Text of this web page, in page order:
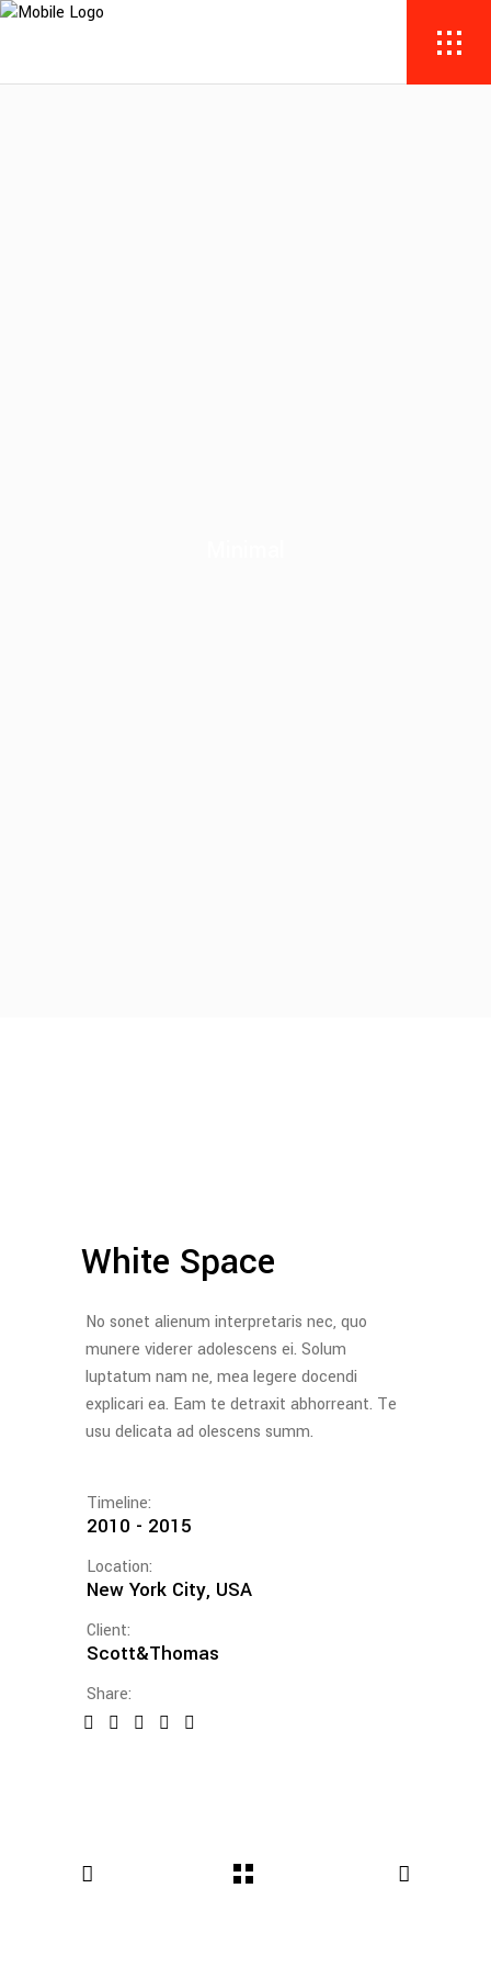
White Space
No sonet alienum interpretaris nec, quo
munere viderer adolescens ei. Solum
luptatum nam ne, mea legere docendi
explicari ea. Eam te detraxit abhorreant. Te
usu delicata ad olescens summ.
Timeline:
2010 - 2015
Location:
New York City, USA
Client:
Scott&Thomas
Share: